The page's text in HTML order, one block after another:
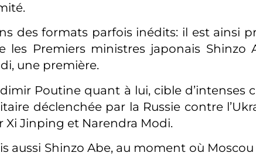
des formats parfois inédits: il est ainsi
les Premiers ministres japonais Shinzo
une première.
Poutine quant à lui, cible d’intenses
déclenchée par la Russie contre
Xi Jinping et Narendra Modi.
aussi Shinzo Abe, au moment où